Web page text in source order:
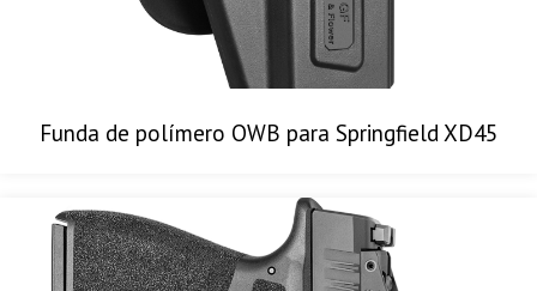
Funda de polímero OWB para Springfield XD45